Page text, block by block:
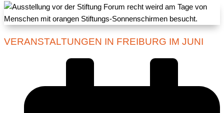
VERANSTALTUNGEN IN FREIBURG IM JUNI